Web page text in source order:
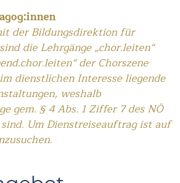
der Bildungsdirektion für
die Lehrgänge „chor.leiten“
der Chorszene
dienstlichen Interesse liegende
weshalb
gem. § 4 Abs. 1 Ziffer 7 des NÖ
Um Dienstreiseauftrag ist auf